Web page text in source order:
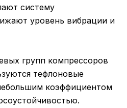
систему
уровень вибрации и
групп компрессоров
тефлоновые
коэффициентом